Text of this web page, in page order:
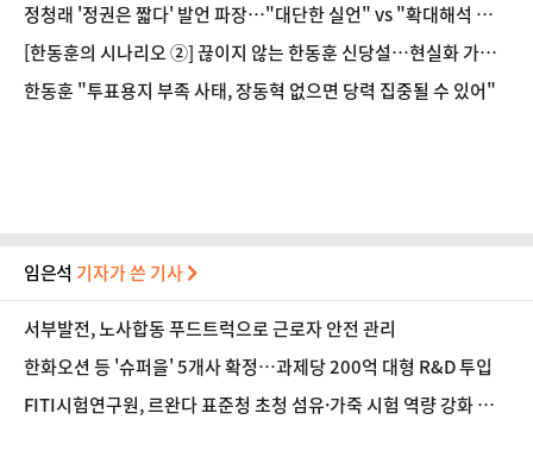
정청래 '정권은 짧다' 발언 파장…"대단한 실언" vs "확대해석 금
지"
[한동훈의 시나리오 ②] 끊이지 않는 한동훈 신당설…현실화 가능
성은?
한동훈 "투표용지 부족 사태, 장동혁 없으면 당력 집중될 수 있어"
임은석 기자가 쓴 기사
서부발전, 노사합동 푸드트럭으로 근로자 안전 관리
한화오션 등 '슈퍼을' 5개사 확정…과제당 200억 대형 R&D 투입
FITI시험연구원, 르완다 표준청 초청 섬유·가죽 시험 역량 강화 교